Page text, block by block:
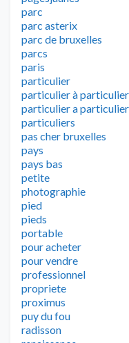
parc
parc asterix
parc de bruxelles
parcs
paris
particulier
particulier à particulier
particulier a particulier
particuliers
pas cher bruxelles
pays
pays bas
petite
photographie
pied
pieds
portable
pour acheter
pour vendre
professionnel
propriete
proximus
puy du fou
radisson